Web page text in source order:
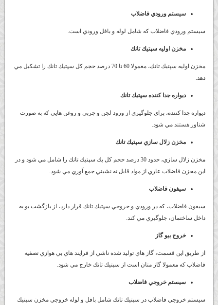
سيستم ورودي فاضلاب
سيستم ورودي فاضلاب كه شامل لوله و بافل ورودي است.
مخزن اوليه سپتيك تانك
مخزن اوليه سپتيك تانك، معمولا 60 تا 70 درصد حجم كل سپتيك تانك را تشكيل مي
دهد.
ديواره جدا كننده سپتيك تانك
ديواره جدا كننده، براي جلوگيري از ورود لجن و چربي و روغن هايي كه به صورت
شناور هستند مي شود.
مخزن زلال سازي سپتيك تانك
مخزن زلال سازي، حدود 30 درصد حجم كل يك سپتيك تانك را شامل مي شود و در
اين مخزن فاضلاب عاري از مواد قابل ته نشيني جمع آوري مي شود.
سيفون فاضلاب
سيفون فاضلاب، كه در ورودي و خروجي سپتيك تانك قرار دارد، از بازگشت بو به
داخل ساختمان، جلوگيري مي كند.
خروج بيو گاز
از طريق اين قسمت، گاز هاي توليد شده ناشي از فرايند هاي بي هوازي تصفيه
فاضلاب كه معمولا گاز متان است از سپتيك تانك خارج مي شود.
سيستم خروجي فاضلاب
سيستم خروجي فاضلاب در سپتيك تانك شامل بافل و لوله خروجي مخزن سپتيك